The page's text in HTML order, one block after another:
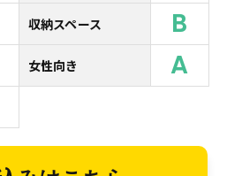
収納スペース B
女性向き A